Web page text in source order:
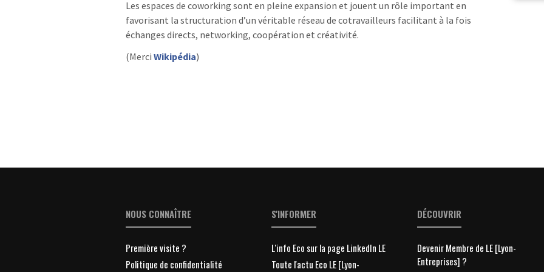
Les espaces de coworking sont en pleine expansion et jouent un rôle important en
favorisant la structuration d’un véritable réseau de cotravailleurs facilitant à la fois
échanges directs, networking, coopération et créativité.
(Merci Wikipédia)
NOUS CONNAÎTRE
Première visite ?
Politique de confidentialité
S'INFORMER
L'info Eco sur la page LinkedIn LE
Toute l'actu Eco LE [Lyon-
DÉCOUVRIR
Devenir Membre de LE [Lyon-
Entreprises] ?